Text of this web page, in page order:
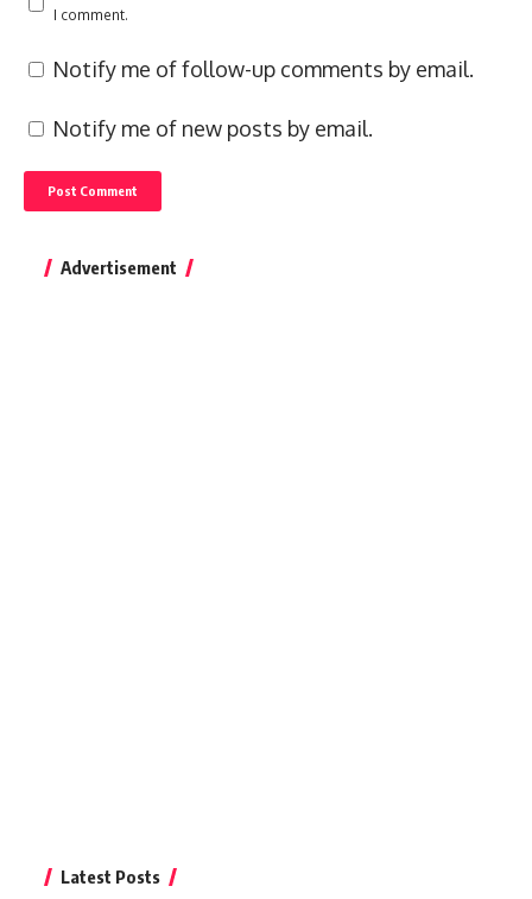
I comment.
Notify me of follow-up comments by email.
Notify me of new posts by email.
Advertisement
Latest Posts